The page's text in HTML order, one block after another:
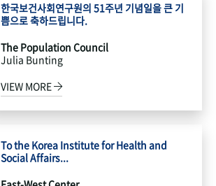
한국보건사회연구원의 51주년 기념일을 큰 기
쁨으로 축하드립니다.
The Population Council
Julia Bunting
VIEW MORE
To the Korea Institute for Health and
Social Affairs...